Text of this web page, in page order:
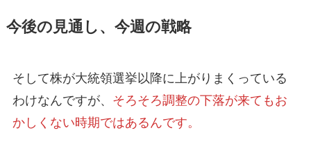
今後の見通し、今週の戦略
そして株が大統領選挙以降に上がりまくっている
わけなんですが、 そろそろ調整の下落が来てもお
かしくない時期ではあるんです。